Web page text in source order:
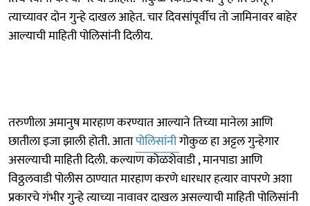
त्याच्यावर ⁠दोन गुन्हे दाखल आहेत. चार दिवसांपूर्वीच तो जामिनावर बाहेर
आल्याची माहिती पोलिसांनी दिलीय.
तरुणीला अमानुष मारहाण करण्यात आल्याने तिच्या मानेला आणि
छातीला इजा झाली होती. आतापोलिसांनीगोकुळ हा अट्टल गुन्हेगार
असल्याची माहिती दिली. कल्याण कोळशेवाडी , मानपाडा आणि
विठ्ठलवाडी पोलीस ठाण्यात मारहाण करणे धारधार हत्यार वापरणे अशा
प्रकारचे गंभीर गुन्हे त्याच्या नावावर दाखल असल्याची माहिती पोलिसांनी